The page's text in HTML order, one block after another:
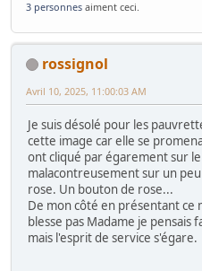
3 personnes aiment ceci.
rossignol
Avril 10, 2025, 11:00:03 AM
Je suis désolé pour les
cette image car elle se
ont cliqué par égarement sur
malacontreusement sur un
rose. Un bouton de rose...
De mon côté en présentant ce
blesse pas Madame je
mais l'esprit de service s'égare.